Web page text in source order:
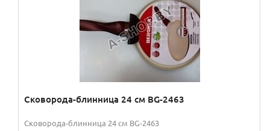
Сковорода-блинница 24 см BG-2463
Сковорода-блинница 24 см BG-2463